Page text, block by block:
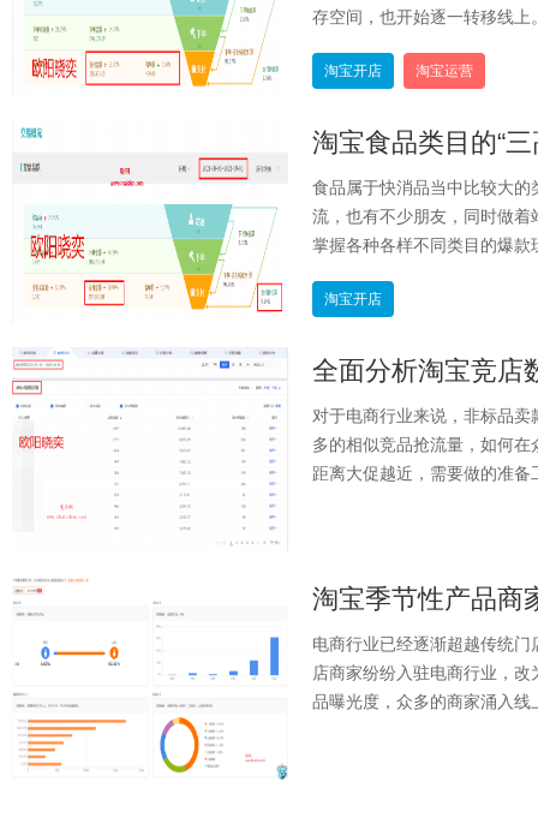
存空间，也开始逐一转移线
淘宝开店 淘宝运营
淘宝食品类目的“
食品属于快消品当中比较大
流，也有不少朋友，同时做
掌握各种各样不同类目的爆
淘宝开店
全面分析淘宝竞店
对于电商行业来说，非标品
多的相似竞品抢流量，如何
距离大促越近，需要做的准
电商行业已经逐渐超越传统
店商家纷纷入驻电商行业，
品曝光度，众多的商家涌入